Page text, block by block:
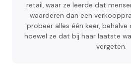
retail, waar ze leerde dat
waarderen dan een
'probeer alles één keer, behalve
hoewel ze dat bij haar laatste
vergeten.